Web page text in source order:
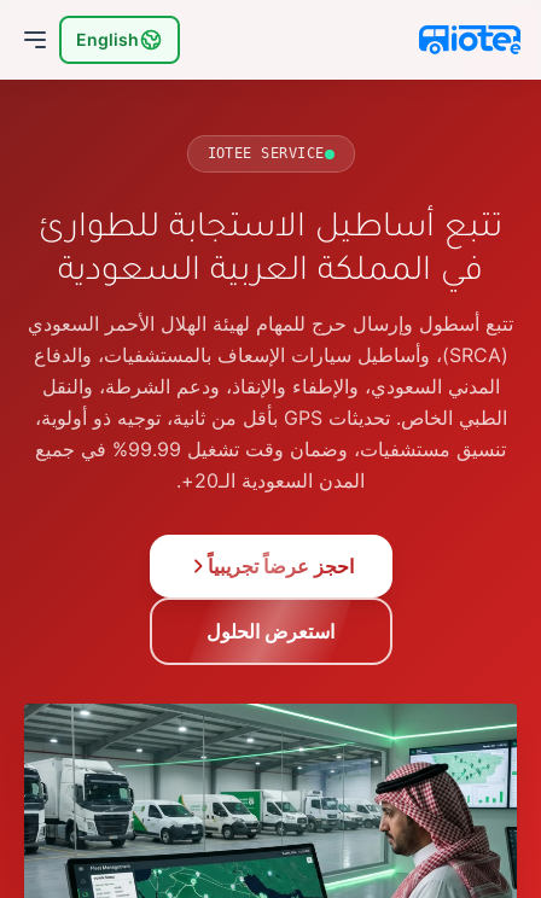
English
IOTEE SERVICE
تتبع أساطيل الاستجابة للطوارئ
في المملكة العربية السعودية
تتبع أسطول وإرسال حرج للمهام لهيئة الهلال الأحمر السعودي
(SRCA)، وأساطيل سيارات الإسعاف بالمستشفيات، والدفاع
المدني السعودي، والإطفاء والإنقاذ، ودعم الشرطة، والنقل
الطبي الخاص. تحديثات GPS بأقل من ثانية، توجيه ذو أولوية،
تنسيق مستشفيات، وضمان وقت تشغيل 99.99% في جميع
المدن السعودية الـ20+.
احجز عرضاً تجريبياً
استعرض الحلول